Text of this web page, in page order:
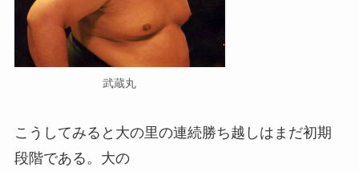
武蔵丸
こうしてみると大の里の連続勝ち越しはまだ初期
段階である。大の